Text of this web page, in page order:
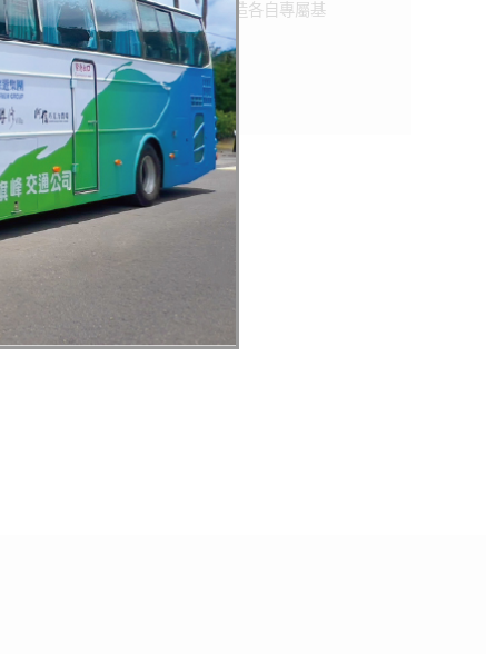
，讓大小朋友共享親密，同時打造各自專屬基